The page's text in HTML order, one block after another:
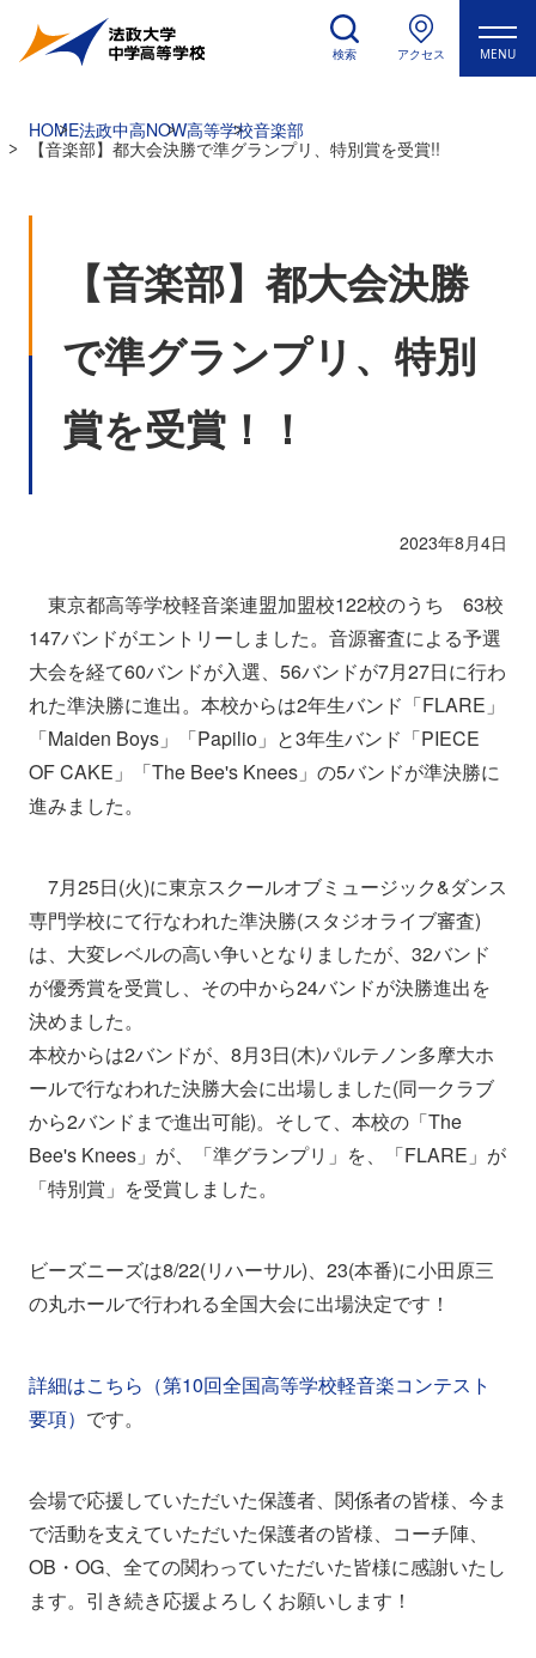
検索 アクセス MENU
HOME法政中高NOW高等学校音楽部
【音楽部】都大会決勝で準グランプリ、特別賞を受賞!!
【音楽部】都大会決勝
で準グランプリ、特別
賞を受賞！！
2023年8月4日
東京都高等学校軽音楽連盟加盟校122校のうち 63校
147バンドがエントリーしました。音源審査による予選
大会を経て60バンドが入選、56バンドが7月27日に行わ
れた準決勝に進出。本校からは2年生バンド「FLARE」
「Maiden Boys」「Papilio」と3年生バンド「PIECE
OF CAKE」「The Bee's Knees」の5バンドが準決勝に
進みました。
7月25日(火)に東京スクールオブミュージック&ダンス
専門学校にて行なわれた準決勝(スタジオライブ審査)
は、大変レベルの高い争いとなりましたが、32バンド
が優秀賞を受賞し、その中から24バンドが決勝進出を
決めました。
本校からは2バンドが、8月3日(木)パルテノン多摩大ホ
ールで行なわれた決勝大会に出場しました(同一クラブ
から2バンドまで進出可能)。そして、本校の「The
Bee's Knees」が、「準グランプリ」を、「FLARE」が
「特別賞」を受賞しました。
ビーズニーズは8/22(リハーサル)、23(本番)に小田原三
の丸ホールで行われる全国大会に出場決定です！
詳細はこちら（第10回全国高等学校軽音楽コンテスト
要項） です。
会場で応援していただいた保護者、関係者の皆様、今ま
で活動を支えていただいた保護者の皆様、コーチ陣、
OB・OG、全ての関わっていただいた皆様に感謝いたし
ます。引き続き応援よろしくお願いします！